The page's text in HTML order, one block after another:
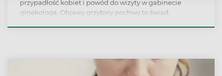
przypadłość kobiet i powód do wizyty w gabinecie
ginekologa. Objawy grzybicy pochwy to świąd,
Zdecydowanie rzadziej grzybica pochwy rozwija się w
wyniku kontaktów seksualnych. Jak rozpoznać grzybicę